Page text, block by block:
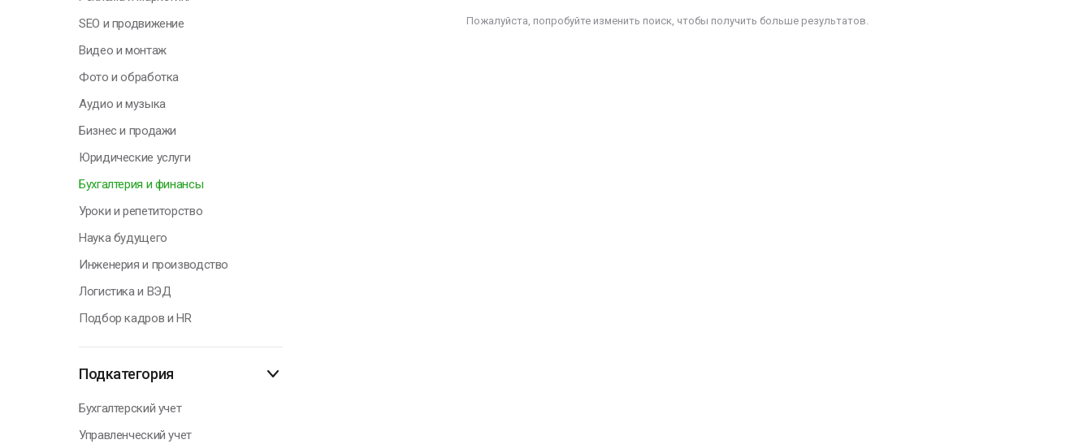
SEO и продвижение
Видео и монтаж
Фото и обработка
Аудио и музыка
Бизнес и продажи
Юридические услуги
Бухгалтерия и финансы
Уроки и репетиторство
Наука будущего
Инженерия и производство
Логистика и ВЭД
Подбор кадров и HR
Подкатегория
Бухгалтерский учет
Управленческий учет
Не удерживай то, чтоПожалуйста, попробуйте изменить поиск, чтобы получить больше результатов.